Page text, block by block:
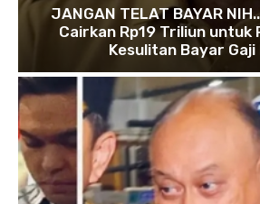
JANGAN TELAT BAYAR
Cairkan Rp19 Triliun untuk
Kesulitan Bayar Gaji